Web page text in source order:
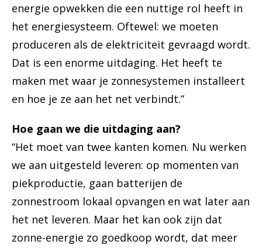
energie opwekken die een nuttige rol heeft in
het energiesysteem. Oftewel: we moeten
produceren als de elektriciteit gevraagd wordt.
Dat is een enorme uitdaging. Het heeft te
maken met waar je zonnesystemen installeert
en hoe je ze aan het net verbindt.”
Hoe gaan we die uitdaging aan?
“Het moet van twee kanten komen. Nu werken
we aan uitgesteld leveren: op momenten van
piekproductie, gaan batterijen de
zonnestroom lokaal opvangen en wat later aan
het net leveren. Maar het kan ook zijn dat
zonne-energie zo goedkoop wordt, dat meer